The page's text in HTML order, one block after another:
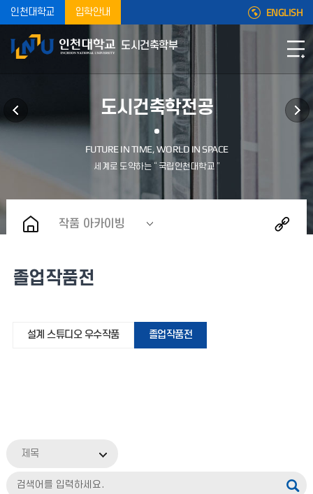
인천대학교 입학안내 ENGLISH
도시건축학부
도시건축학전공
작품 아카이빙
졸업작품전
설계 스튜디오 우수작품 졸업작품전
제목